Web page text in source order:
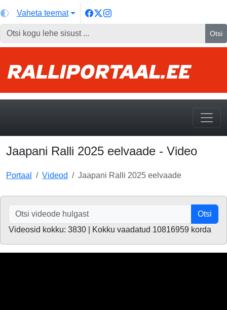
Vaheta teemat
Otsi
Jaapani Ralli 2025 eelvaade - Video
Portaal Videod Jaapani Ralli 2025 eelvaade
Otsi
Videosid kokku: 3830 | Kokku vaadatud 10816959 korda